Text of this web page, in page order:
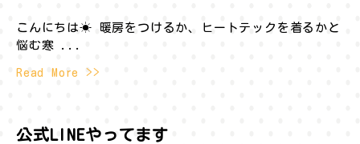
こんにちは☀︎ 暖房をつけるか、ヒートテックを着るかと
悩む寒 ...
Read More >>
公式LINEやってます